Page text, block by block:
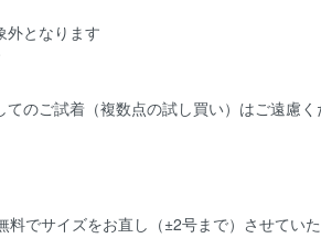
外となります
のご試着（複数点の試し買い）はご遠慮
料でサイズをお直し（±2号まで）させていた